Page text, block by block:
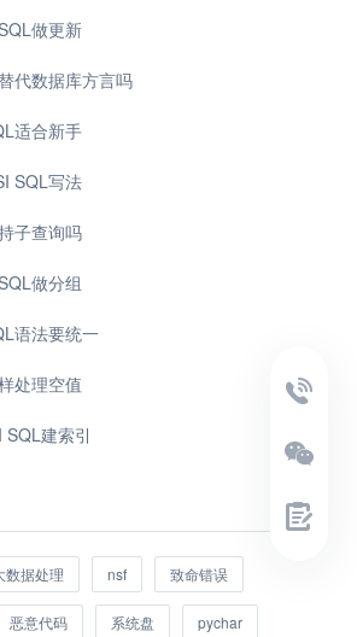
做更新
代数据库方言吗
适合新手
SQL写法
子查询吗
做分组
语法要统一
处理空值
建索引
数据处理 nsf 致命错误
恶意代码 系统盘 pychar